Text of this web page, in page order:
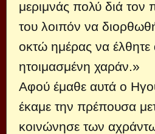
μεριμνάς πολύ διά τον
του λοιπόν να
οκτώ ημέρας να έλθητε
ητοιμασμένη χαράν.»
Αφού έμαθε αυτά ο
έκαμε την πρέπουσα
κοινώνησε των